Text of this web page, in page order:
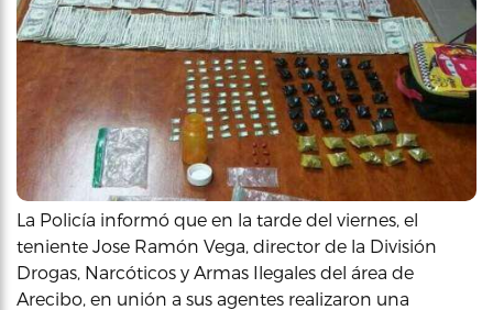
La Policía informó que en la tarde del viernes, el
teniente Jose Ramón Vega, director de la División
Drogas, Narcóticos y Armas Ilegales del área de
Arecibo, en unión a sus agentes realizaron una